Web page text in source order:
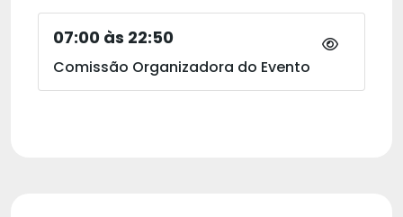
07:00 às 22:50
Comissão Organizadora do Evento